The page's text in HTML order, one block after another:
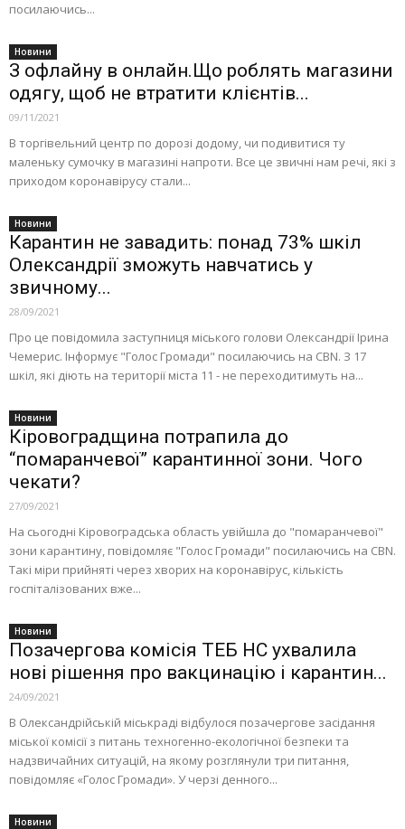
посилаючись...
Новини
З офлайну в онлайн.Що роблять магазини
одягу, щоб не втратити клієнтів...
09/11/2021
В торгівельний центр по дорозі додому, чи подивитися ту
маленьку сумочку в магазині напроти. Все це звичні нам речі, які з
приходом коронавірусу стали...
Новини
Карантин не завадить: понад 73% шкіл
Олександрії зможуть навчатись у
звичному...
28/09/2021
Про це повідомила заступниця міського голови Олександрії Ірина
Чемерис. Інформує "Голос Громади" посилаючись на CBN. З 17
шкіл, які діють на території міста 11 - не переходитимуть на...
Новини
Кіровоградщина потрапила до
“помаранчевої” карантинної зони. Чого
чекати?
27/09/2021
На сьогодні Кіровоградська область увійшла до "помаранчевої"
зони карантину, повідомляє "Голос Громади" посилаючись на CBN.
Такі міри прийняті через хворих на коронавірус, кількість
госпіталізованих вже...
Новини
Позачергова комісія ТЕБ НС ухвалила
нові рішення про вакцинацію і карантин...
24/09/2021
В Олександрійській міськраді відбулося позачергове засідання
міської комісії з питань техногенно-екологічної безпеки та
надзвичайних ситуацій, на якому розглянули три питання,
повідомляє «Голос Громади». У черзі денного...
Новини